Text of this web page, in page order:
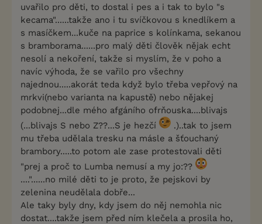
uvařilo pro děti, to dostal i pes a i tak to bylo "s
kecama"......takže ano i tu svíčkovou s knedlíkem a
s masíčkem...kuče na paprice s kolínkama, sekanou
s bramborama......pro malý děti člověk nějak echt
nesolí a nekoření, takže si myslím, že v poho a
navíc výhoda, že se vařilo pro všechny
najednou.....akorát teda když bylo třeba vepřový na
mrkvi(nebo varianta na kapustě) nebo nějakej
podobnej...dle mého afgáního ofrňouska....blivajs
(...blivajs S nebo Z??...S je hezčí
.)..tak to jsem
mu třeba udělala tresku na másle a šťouchaný
brambory.....to potom ale zase protestovali děti
"prej a proč to Lumba nemusí a my jo:??
...."......no milé děti to je proto, že pejskovi by
zelenina neudělala dobře...
Ale taky byly dny, kdy jsem do něj nemohla nic
dostat....takže jsem před ním klečela a prosila ho,